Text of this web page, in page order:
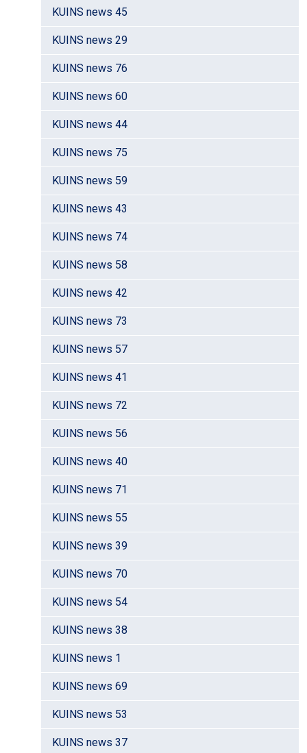
KUINS news 45
KUINS news 29
KUINS news 76
KUINS news 60
KUINS news 44
KUINS news 75
KUINS news 59
KUINS news 43
KUINS news 74
KUINS news 58
KUINS news 42
KUINS news 73
KUINS news 57
KUINS news 41
KUINS news 72
KUINS news 56
KUINS news 40
KUINS news 71
KUINS news 55
KUINS news 39
KUINS news 70
KUINS news 54
KUINS news 38
KUINS news 1
KUINS news 69
KUINS news 53
KUINS news 37